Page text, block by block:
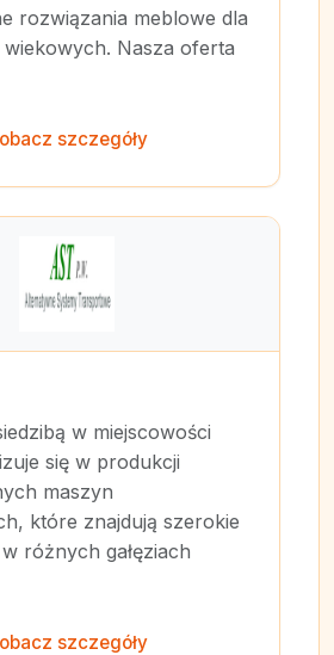
rozwiązania meblowe dla
Nasza oferta
szczegóły
w miejscowości
się w produkcji
maszyn
które znajdują szerokie
różnych gałęziach
szczegóły